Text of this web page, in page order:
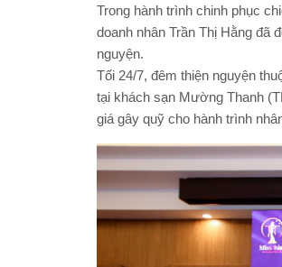
Trong hành trình chinh phục
doanh nhân Trần Thị Hằng đã
nguyện.
Tối 24/7, đêm thiện nguyện
tại khách sạn Mường Thanh
giá gây quỹ cho hành trình